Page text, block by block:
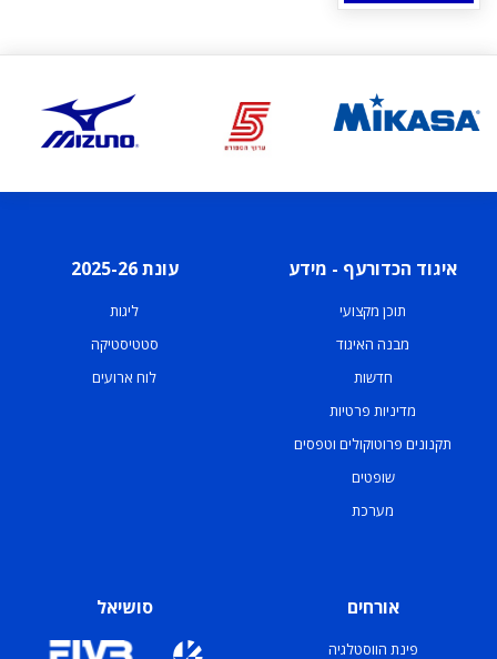
איגוד הכדורעף - מידע
תוכן מקצועי
מבנה האיגוד
חדשות
מדיניות פרטיות
תקנונים פרוטוקולים וטפסים
שופטים
מערכת
עונת 2025-26
ליגות
סטטיסטיקה
לוח ארועים
אורחים
פינת הווסטלגיה
סושיאל